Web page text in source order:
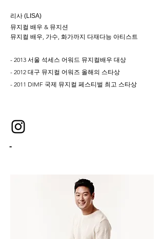
​리사 (LISA)
뮤지컬 배우 & 뮤지션
뮤지컬 배우, 가수, 화가까지 다재다능 아티스트
- 2013 서울 석세스 어워드 뮤지컬배우 대상
- 2012 대구 뮤지컬 어워즈 올해의 스타상
- 2011 DIMF 국제 뮤지컬 페스티벌 최고 스타상
-